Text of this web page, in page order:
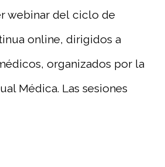
webinar del ciclo de
online, dirigidos a
organizados por la
Médica. Las sesiones